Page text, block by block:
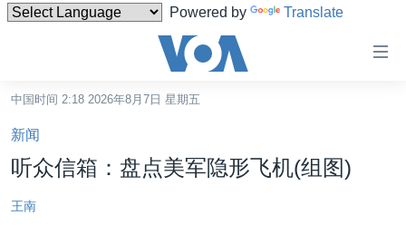
Powered by Translate
碍
链
接
跳
转
台湾
中国时间 2:18 2026年8月7日 星期五
新闻
听众信箱：盘点美军隐形飞机(组图)
王南